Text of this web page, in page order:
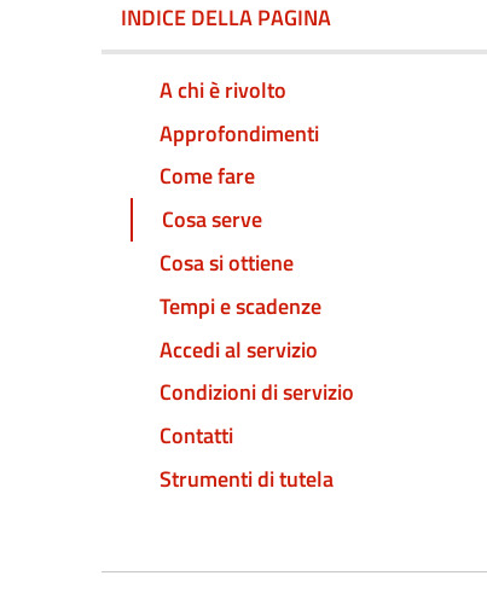
INDICE DELLA PAGINA
A chi è rivolto
Approfondimenti
Come fare
Cosa serve
Cosa si ottiene
Tempi e scadenze
Accedi al servizio
Condizioni di servizio
Contatti
Strumenti di tutela